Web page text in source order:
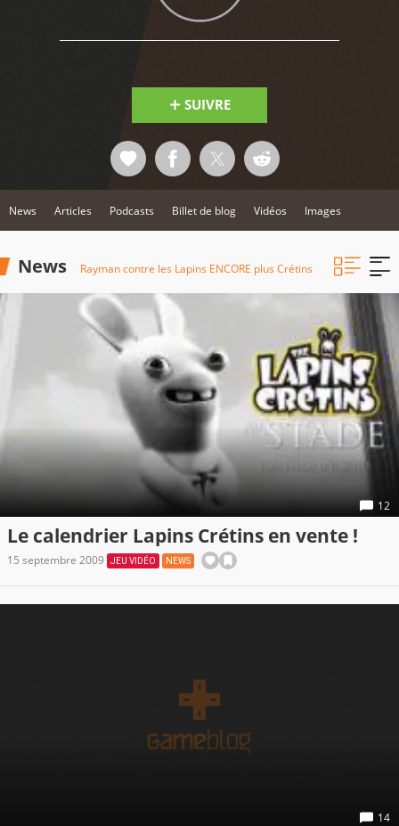
SUIVRE
News Articles Podcasts Billet de blog Vidéos Images
News Rayman contre les Lapins ENCORE plus Crétins
12
Le calendrier Lapins Crétins en vente !
15 septembre 2009 JEU VIDÉO NEWS
14